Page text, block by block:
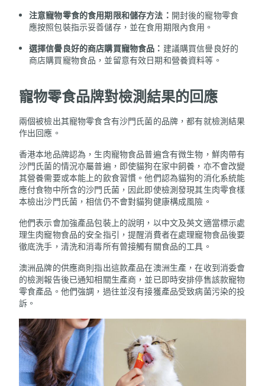
注意寵物零食的食用期限和儲存方法： 開封後的寵物零食
應按照包裝指示妥善儲存，並在食用期限內食用。
選擇信譽良好的商店購買寵物食品： 建議購買信譽良好的
商店購買寵物食品，並留意有效日期和營養資料等。
寵物零食品牌對檢測結果的回應
兩個被檢出其寵物零食含有沙門氏菌的品牌，都有就檢測結果
作出回應。
香港本地品牌認為，生肉寵物食品普遍含有微生物，鮮肉帶有
沙門氏菌的情況亦屬普遍，即使貓狗在家中飼養，亦不會改變
其營養需要或本能上的飲食習慣。他們認為貓狗的消化系統能
應付食物中所含的沙門氏菌，因此即使檢測發現其生肉零食樣
本檢出沙門氏菌，相信仍不會對貓狗健康構成風險。
他們表示會加強產品包裝上的說明，以中文及英文適當標示處
理生肉寵物食品的安全指引，提醒消費者在處理寵物食品後要
徹底洗手，清洗和消毒所有曾接觸有關食品的工具。
澳洲品牌的供應商則指出這款產品在澳洲生產，在收到消委會
的檢測報告後已通知相關生產商，並已即時安排停售該款寵物
零食產品。他們強調，過往並沒有接獲產品受致病菌污染的投
訴。